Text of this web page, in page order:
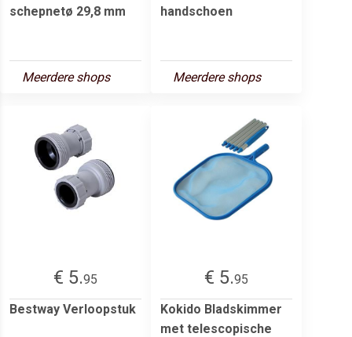
schepnetø 29,8 mm
Meerdere shops
handschoen
Meerdere shops
€ 5.95
Bestway Verloopstuk
€ 5.95
Kokido Bladskimmer
met telescopische